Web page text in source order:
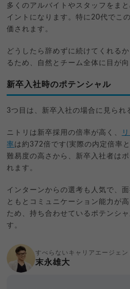
多くのアルバイトやスタッフをま
イントになります。特に20代でこ
価されます。
どうしたら辞めずに続けてくれる
るため、自然とチーム全体に目が向
新卒入社時のポテンシャル
3つ目は、新卒入社の場合に見られ
ニトリは新卒採用の倍率が高く、
率 は約372倍です(実際の内定倍率
難易度の高さから、新卒入社者は
れます。
インターンからの選考も人気で、
ともとコミュニケーション能力が
ため、持ち合わせているポテンシ
す。
すべらないキャリアエージェン
末永雄大